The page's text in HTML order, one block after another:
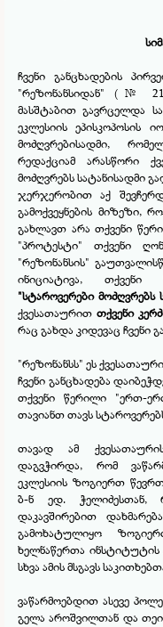
ჩვენი განცხადების
"რეზონანსიდან" (№
მასშტაბით გავრცელდა
ეკლესიის ეპისკოპოსის
მოძღვრებისადმი,
რედაქციამ არასწორი
მოძღვრებს სატანისადმი
ჯერჯერობით აქ
გამოქვეყნების მიზეზი,
გახლავთ არა თქვენი
"პროტესტი" თქვენი
"რეზონანსის"
ინიციატივა, თქვენი
"სტაროვერები მოძღვრებს
ქვესათაურით თქვენი
რაც გახდა კიდევაც ჩვენი
"რეზონანსს" ეს
ჩვენი განცხადება
თქვენი წერილი "ერთ-
თავიანთ თავს
თავად ამ
დაგვჭირდა, რომ
ეკლესიის ზოგიერთ
ბ-ნ ედ. ჭელიძესთან,
დაკავშირებით
გამოხატულიყო
ხელნაწერთა ინსტიტუტის
სხვა ამის მსგავს
ვაწარმოებდით ასევე
გელა აროშვილთან და